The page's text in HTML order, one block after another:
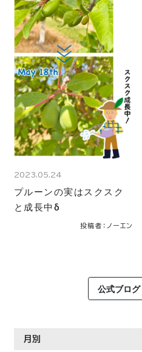
2023.05.24
プルーンの実はスクスク
と成長中δ
投稿者：ノーエン
公式ブロ
月別